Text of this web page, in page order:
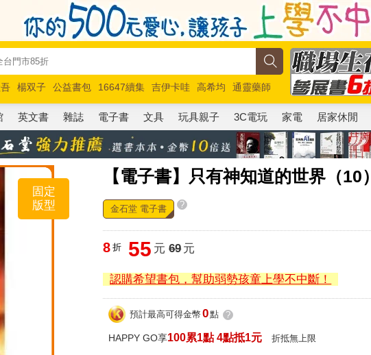
楊双子 公益書包 16647續集 吉伊卡哇 高希均
通靈藥師
邊攤新作 馬斯克 玩具總動員5 超慢跑
英文書 雜誌 電子書 文具 玩具親子 3C電玩 家電 居家休閒
【電子書】只有神知道的世界（10）
固定
版型
金石堂 電子書 ?
8 折 55 元 69元
認購希望書包，幫助弱勢孩童上學不中斷！
預計最高可得金幣 0點 ?
HAPPY GO享100累1點 4點抵1元 折抵無上限